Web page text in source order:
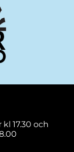
17.30 och